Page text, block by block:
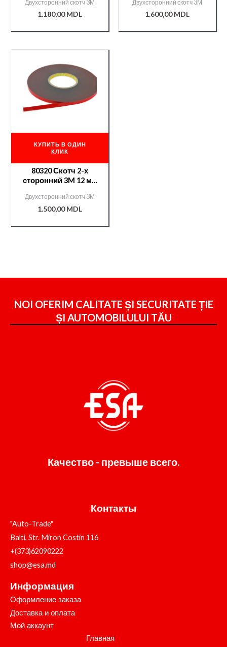
Двухсторонний скотч 3М
1.180,00MDL
Двухсторонний скотч 3М
1.600,00MDL
КУПИТЬ В ОДИН
КЛИК
80320 Скотч 2-х
сторонний 3M 12 мм
Двухсторонний скотч 3М
1.500,00MDL
NOI OFERIM CALITATE ȘI SECURITATE ȚIE
ȘI AUTOMOBILULUI TĂU
Качество - превыше всего.
Контакты
"Auto-Trade"
Balti, Str. Miron Costin 116
+(373)62090222
shop@esa.md
Информация
Оформление заказа
Доставка и оплата
Мой аккаунт
Главная